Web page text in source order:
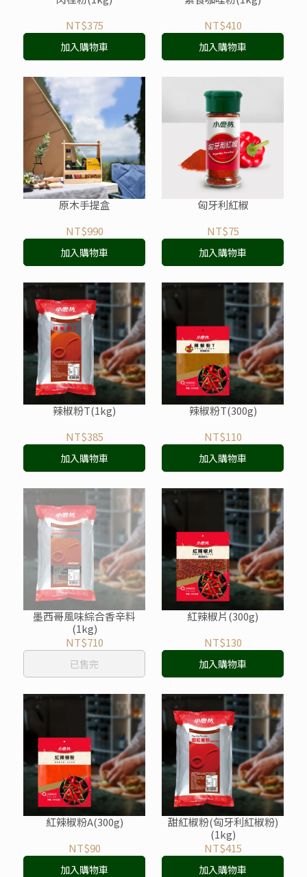
NT$375
加入購物車
NT$410
加入購物車
原木手提盒
NT$990
加入購物車
匈牙利紅椒
NT$75
加入購物車
辣椒粉T(1kg)
NT$385
加入購物車
辣椒粉T(300g)
NT$110
加入購物車
墨西哥風味綜合香辛料
(1kg)
NT$710
已售完
紅辣椒片(300g)
NT$130
加入購物車
紅辣椒粉A(300g)
NT$90
加入購物車
甜紅椒粉(匈牙利紅椒粉)
(1kg)
NT$415
加入購物車